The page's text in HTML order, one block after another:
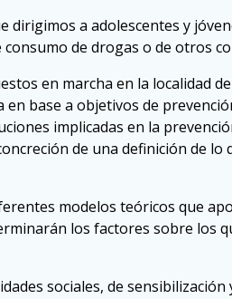
a adolescentes y
de drogas o de otros
en marcha en la localidad
base a objetivos de
implicadas en la
de una definición de
modelos teóricos que
los factores sobre los
sociales, de